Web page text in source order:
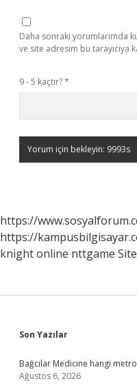
Daha sonraki yorumlarımda
ve site adresim bu tarayıcıya
9 - 5 kaçtır?*
https://
https://
knight online nttgame
Sidebar
Son Yazılar
Bağcılar Medicine hangi
Ağustos 6, 2026